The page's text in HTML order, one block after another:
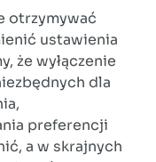
otrzymywać
ustawienia
że wyłączenie
dla
preferencji
a w skrajnych